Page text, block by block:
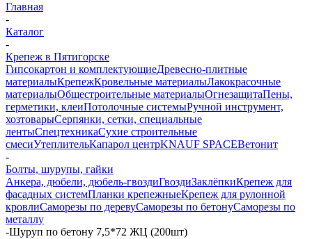
Главная
-
Каталог
-
Крепеж в Пятигорске
Гипсокартон и комплектующиеДревесно-плитные
материалыКрепежКровельные материалыЛакокрасочные
материалыОбщестроительные материалыОгнезащитаПены,
герметики, клеиПотолочные системыРучной инструмент,
хозтоварыСерпянки, сетки, специальные
лентыСпецтехникаСухие строительные
смесиУтеплительКапарол центрKNAUF SPACEВетонит
-
Болты, шурупы, гайки
Анкера, дюбели, дюбель-гвоздиГвоздиЗаклёпкиКрепеж для
фасадных системПланки крепежныеКрепеж для рулонной
кровлиСаморезы по деревуСаморезы по бетонуСаморезы по
металлу
-Шуруп по бетону 7,5*72 ЖЦ (200шт)